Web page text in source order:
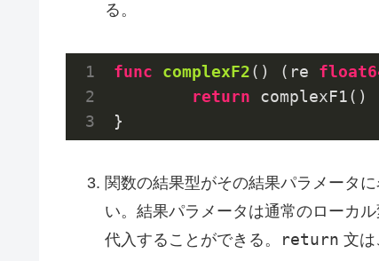
る。
func complexF2() (re
return complexF1()
関数の結果型がその結果パラメータ
い。結果パラメータは通常のローカ
代入することができる。
return 文は